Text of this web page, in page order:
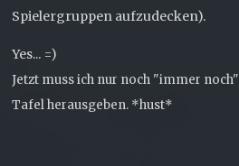
Spielergruppen aufzudecken).
Yes... =)
Jetzt muss ich nur noch "immer
Tafel herausgeben. *hust*